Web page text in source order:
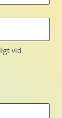
vid